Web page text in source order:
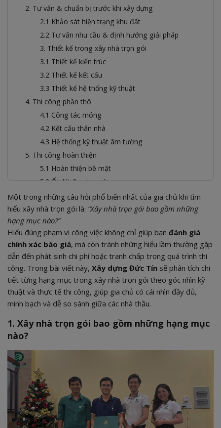
2. Tư vấn & chuẩn bị trước khi xây dựng
2.1 Khảo sát hiện trạng khu đất
2.2 Tư vấn nhu cầu & định hướng giải pháp
3. Thiết kế trong xây nhà trọn gói
3.1 Thiết kế kiến trúc
3.2 Thiết kế kết cấu
3.3 Thiết kế hệ thống kỹ thuật
4. Thi công phần thô
4.1 Công tác móng
4.2 Kết cấu thân nhà
4.3 Hệ thống kỹ thuật âm tường
5. Thi công hoàn thiện
5.1 Hoàn thiện bề mặt
5.2 Ốp lát & sơn nước
5.3 Lắp đặt thiết bị
6. Nghiệm thu – bàn giao – bảo hành
6.1 Nghiệm thu từng hạng mục
6.2 Bàn giao công trình
6.3 Bảo hành & bảo trì
7. Xây nhà trọn gói tại Đức Tín Construction có gì khác?
Một trong những câu hỏi phổ biến nhất của gia chủ khi tìm
hiểu xây nhà trọn gói là: “Xây nhà trọn gói bao gồm những
hạng mục nào?”
Hiểu đúng phạm vi công việc không chỉ giúp bạn đánh giá
chính xác báo giá, mà còn tránh những hiểu lầm thường gặp
dẫn đến phát sinh chi phí hoặc tranh chấp trong quá trình thi
công. Trong bài viết này, Xây dựng Đức Tín sẽ phân tích chi
tiết từng hạng mục trong xây nhà trọn gói theo góc nhìn kỹ
thuật và thực tế thi công, giúp gia chủ có cái nhìn đầy đủ,
minh bạch và dễ so sánh giữa các nhà thầu.
1. Xây nhà trọn gói bao gồm những hạng mục
nào?